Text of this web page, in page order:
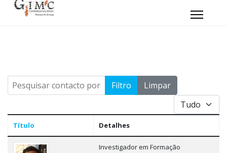
Pesquisar contacto por título Filtro Limpar
Qtd. a mostrar
Tabela de contactos,
Título Detalhes
Investigador em Formação